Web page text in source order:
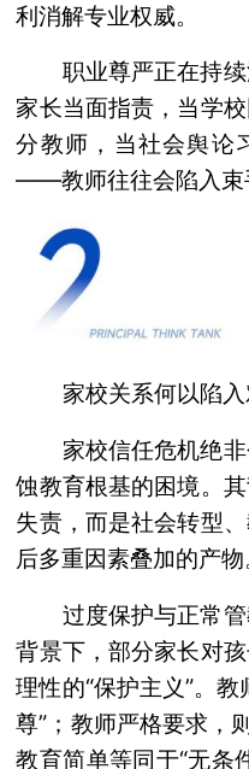
利消解专业权威。
职业尊严正在持
家长当面指责，当学
分教师，当社会舆论
——教师往往会陷入束
家校关系何以陷
家校信任危机绝
蚀教育根基的困境。
失责，而是社会转型
后多重因素叠加的产物
过度保护与正常
背景下，部分家长对
理性的“保护主义”。
尊”；教师严格要求，
教育简单等同于“无条